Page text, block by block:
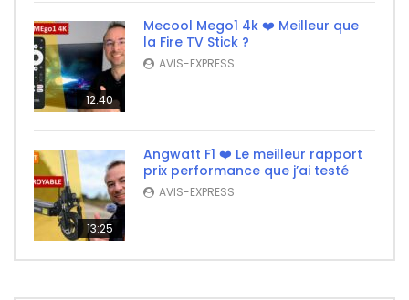
12:40
Mecool Mego1 4k ❤️ Meilleur que
la Fire TV Stick ?
AVIS-EXPRESS
13:25
Angwatt F1 ❤️ Le meilleur rapport
prix performance que j’ai testé
AVIS-EXPRESS